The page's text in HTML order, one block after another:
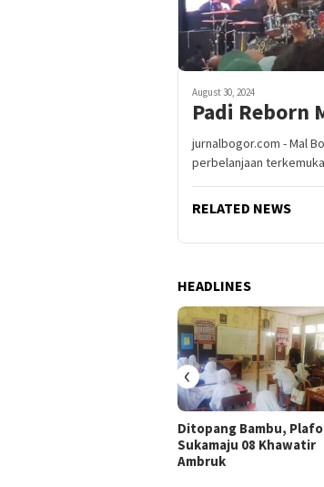
August 30, 2024
Padi Reborn
jurnalbogor.com - Mal
perbelanjaan
RELATED NEWS
HEADLINES
Ditopang Bambu,
Sukamaju 08 Khawatir
Ambruk
‹